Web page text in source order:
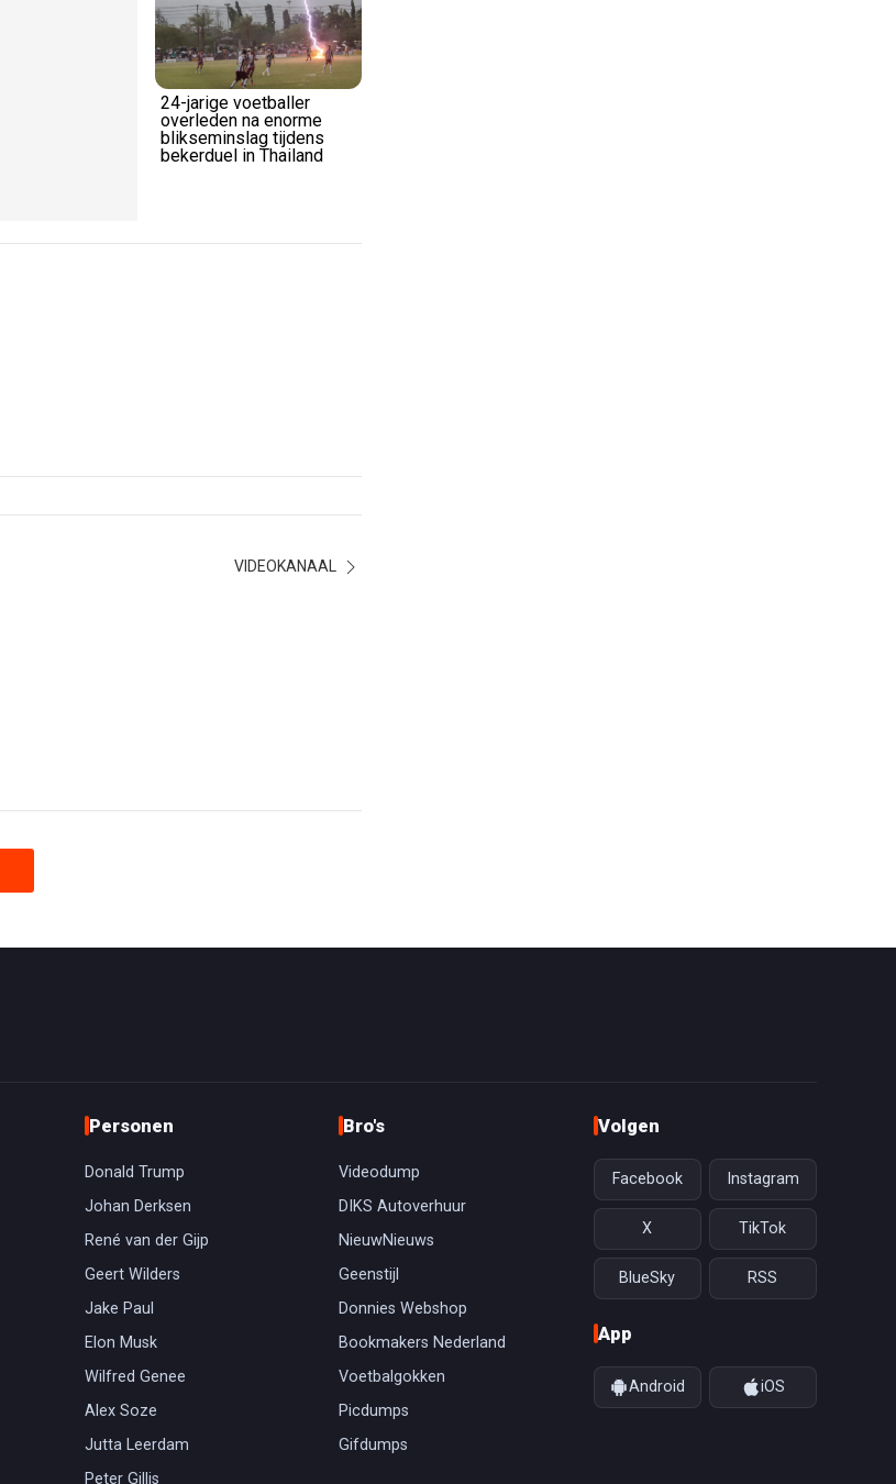
24-jarige voetballer
overleden na enorme
blikseminslag tijdens
bekerduel in Thailand
VIDEOKANAAL
Personen
Donald Trump
Johan Derksen
René van der Gijp
Geert Wilders
Jake Paul
Elon Musk
Wilfred Genee
Alex Soze
Jutta Leerdam
Peter Gillis
Bro's
Videodump
DIKS Autoverhuur
NieuwNieuws
Geenstijl
Donnies Webshop
Bookmakers Nederland
Voetbalgokken
Picdumps
Gifdumps
Volgen
Facebook Instagram
X TikTok
BlueSky RSS
App
Android iOS